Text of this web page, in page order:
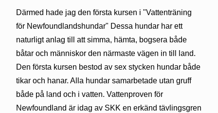
Därmed hade jag den första kursen i "Vattenträning
för Newfoundlandshundar" Dessa hundar har ett
naturligt anlag till att simma, hämta, bogsera både
båtar och människor den närmaste vägen in till land.
Den första kursen bestod av sex stycken hundar både
tikar och hanar. Alla hundar samarbetade utan gruff
både på land och i vatten. Vattenproven för
Newfoundland är idag av SKK en erkänd tävlingsgren